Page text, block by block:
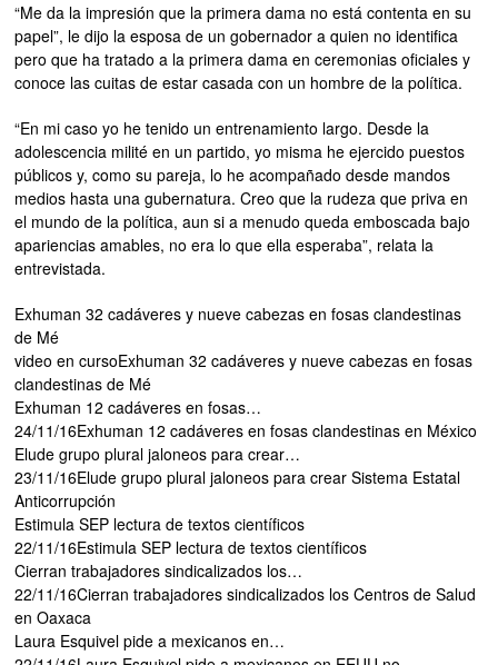
“Me da la impresión que la primera dama no está contenta en su
papel”, le dijo la esposa de un gobernador a quien no identifica
pero que ha tratado a la primera dama en ceremonias oficiales y
conoce las cuitas de estar casada con un hombre de la política.
“En mi caso yo he tenido un entrenamiento largo. Desde la
adolescencia milité en un partido, yo misma he ejercido puestos
públicos y, como su pareja, lo he acompañado desde mandos
medios hasta una gubernatura. Creo que la rudeza que priva en
el mundo de la política, aun si a menudo queda emboscada bajo
apariencias amables, no era lo que ella esperaba”, relata la
entrevistada.
Exhuman 32 cadáveres y nueve cabezas en fosas clandestinas
de Mé
video en cursoExhuman 32 cadáveres y nueve cabezas en fosas
clandestinas de Mé
Exhuman 12 cadáveres en fosas…
24/11/16Exhuman 12 cadáveres en fosas clandestinas en México
Elude grupo plural jaloneos para crear…
23/11/16Elude grupo plural jaloneos para crear Sistema Estatal
Anticorrupción
Estimula SEP lectura de textos científicos
22/11/16Estimula SEP lectura de textos científicos
Cierran trabajadores sindicalizados los…
22/11/16Cierran trabajadores sindicalizados los Centros de Salud
en Oaxaca
Laura Esquivel pide a mexicanos en…